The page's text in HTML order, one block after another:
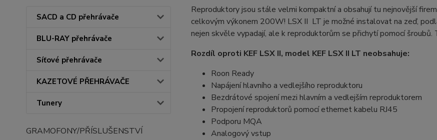
SACD a CD přehrávače
BLU-RAY přehrávače
Síťové přehrávače
KAZETOVÉ PŘEHRÁVAČE
Tunery
GRAMOFONY/PŘÍSLUŠENSTVÍ
Reproduktory jsou stále velmi kompaktní a obsahují tu nejnovější
celkovým výkonem 200W! LSX II LT je možné instalovat na zeď,
nejen skvěle vypadají, ale k reproduktorům se přichytí pomocí
Rozdíl oproti KEF LSX II, model KEF LSX II LT neobsahuje:
Roon Ready
Napájení hlavního a vedlejšího reproduktoru
Bezdrátové spojení mezi hlavním a vedlejším reproduktorem
Propojení reproduktorů pomocí ethernet kabelu RJ45
Podporu MQA
Analogový vstup